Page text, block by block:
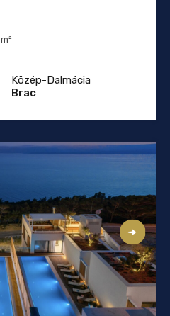
m²
Közép-Dalmácia
Brac